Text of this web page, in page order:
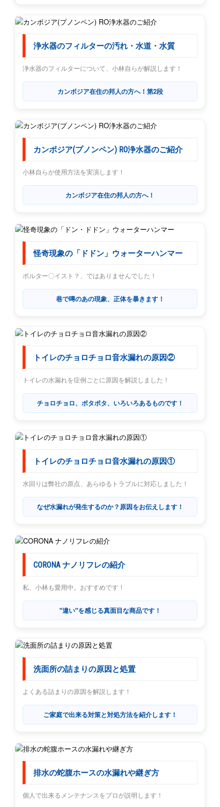
浄水器のフィルターの汚れ・水道・水質
浄水器のフィルターについて、小林自らが解説します！
カンボジア在住の邦人の方へ！第2段
カンボジア(プノンペン) RO浄水器のご紹介
小林自らが使用方法を実演します！
カンボジア在住の邦人の方へ！
怪奇現象の「ドドン」ウォーターハンマー
ポルター〇イスト？、ではありませんでした！
巷で噂のあの現象、正体を暴きます！
トイレのチョロチョロ音水漏れの原因②
トイレの水漏れを症例ごとに原因を解説しました！
チョロチョロ、ポタポタ、いろいろあるものです！
トイレのチョロチョロ音水漏れの原因①
水回りは弊社の原点、あらゆるトラブルに対応しました！
なぜ水漏れが発生するのか？原因をお伝えします！
CORONA ナノリフレの紹介
私、小林も愛用中。おすすめです！
"違い"を感じる真面目な商品です！
洗面所の詰まりの原因と処置
よくある詰まりの原因を解説します！
ご家庭で出来る対策と対処方法を紹介します！
排水の蛇腹ホースの水漏れや継ぎ方
個人で出来るメンテナンスをプロが説明します！